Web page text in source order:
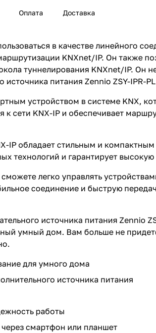
Оплата Доставка
в качестве линейного
KNXnet/IP. Он также
туннелирования KNXnet/IP. Он
источника питания Zennio ZSY-
устройством в системе KNX,
к сети KNX-IP и обеспечивает
IP обладает стильным и
технологий и гарантирует
легко управлять
соединение и быструю
источника питания Zennio
умный дом. Вам больше не
для умного дома
источника питания
работы
смартфон или планшет